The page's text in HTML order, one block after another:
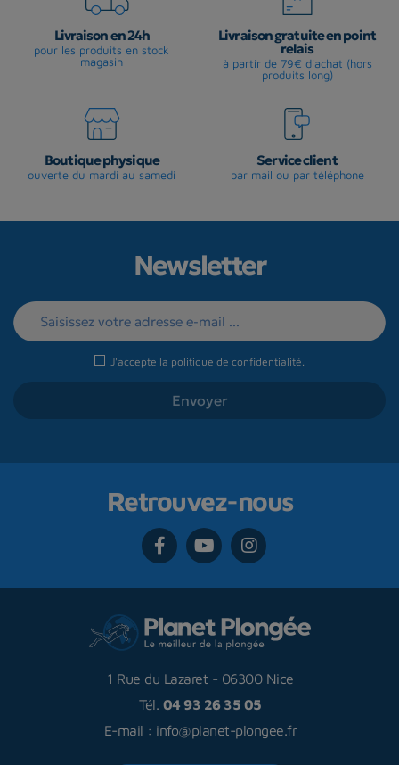
Livraison en 24h
pour les produits en stock
magasin
Livraison gratuite en point
relais
à partir de 79€ d'achat (hors
produits long)
Boutique physique
ouverte du mardi au samedi
Service client
par mail ou par téléphone
Newsletter
J'accepte la politique de confidentialité
Retrouvez-nous
1 Rue du Lazaret - 06300 Nice
Tél. 04 93 26 35 05
E-mail : info@planet-plongee.fr